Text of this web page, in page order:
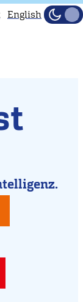
English
Hell